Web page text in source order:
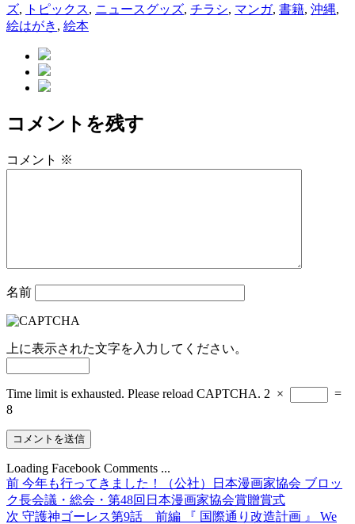
稿
者
稿
日:
テ
ズ, トピックス, ニュースタ
グッズ, チラシ, マンガ, 書籍, 沖縄,
絵はがき , 絵本
コメントを残す
コメント ※
名前
上に表示された文字を入力してください。
Time limit is exhausted. Please reload CAPTCHA. 2 ×
=
8
Loading Facebook Comments ...
投
稿
前 前
の
投
今年も行ってきました！（公社）日本漫画家協会 ブロッ
ク長会議・総会・第48回日本漫画家協会賞贈賞式
次 次
守護神ゴーレス第9話 前編 『 国際通り改造計画 』 We